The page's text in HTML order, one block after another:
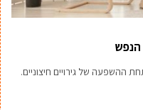
הנפש
ההשפעה של גירויים חיצוניים.